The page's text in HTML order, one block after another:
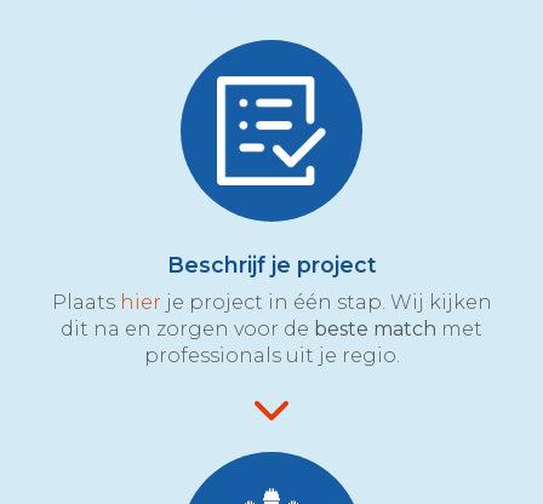
Beschrijf je project
Plaats hier je project in één stap. Wij kijken
dit na en zorgen voor de beste match met
professionals uit je regio.